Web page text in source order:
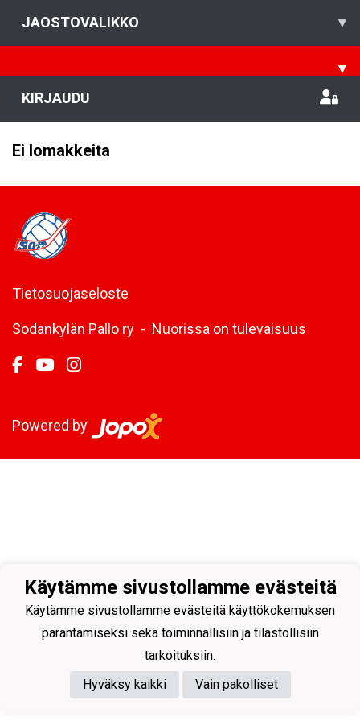
JAOSTOVALIKKO ▾
▾
KIRJAUDU
Ei lomakkeita
Tietosuojaseloste
Sodankylän Pallo ry - Nuorissa on tulevaisuus
Powered by
Käytämme sivustollamme evästeitä
Käytämme sivustollamme evästeitä käyttökokemuksen
parantamiseksi sekä toiminnallisiin ja tilastollisiin
tarkoituksiin.
Hyväksy kaikki
Vain pakolliset